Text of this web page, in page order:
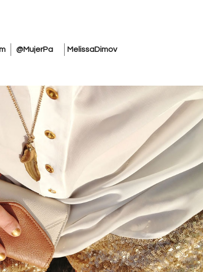
@MujerPa MelissaDimov